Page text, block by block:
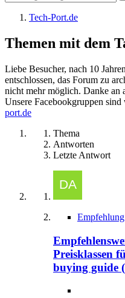
Tech-Port.de
Themen mit dem
Liebe Besucher, nach 10
entschlossen, das Forum zu
nicht mehr möglich. Danke an
Unsere Facebookgruppen
port.de
Thema
Antworten
Letzte Antwort
Empfehlung
Preisklassen
buying guide